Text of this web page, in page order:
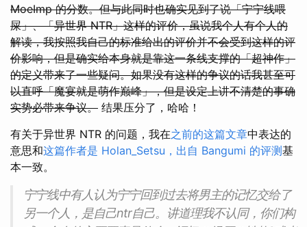
MoeImp 的分数。但与此同时也确实见到了说「宁宁线喂
屎」、「异世界 NTR」这样的评价，虽说我个人有个人的
解读，我按照我自己的标准给出的评价并不会受到这样的评
价影响，但是确实给本身就是靠这一条线支撑的「超神作」
的定义带来了一些疑问。如果没有这样的争议的话我甚至可
以直呼「魔宴就是萌作巅峰」，但是设定上讲不清楚的事确
实势必带来争议。 结果压分了，哈哈！
有关于异世界 NTR 的问题，我在之前的这篇文章中表达的
意思和这篇作者是 Holan_Setsu，出自 Bangumi 的评测基
本一致。
宁宁线中有人认为宁宁回到过去将男主的记忆交给了
另一个人，是自己ntr自己。讲道理我不认同，你们构